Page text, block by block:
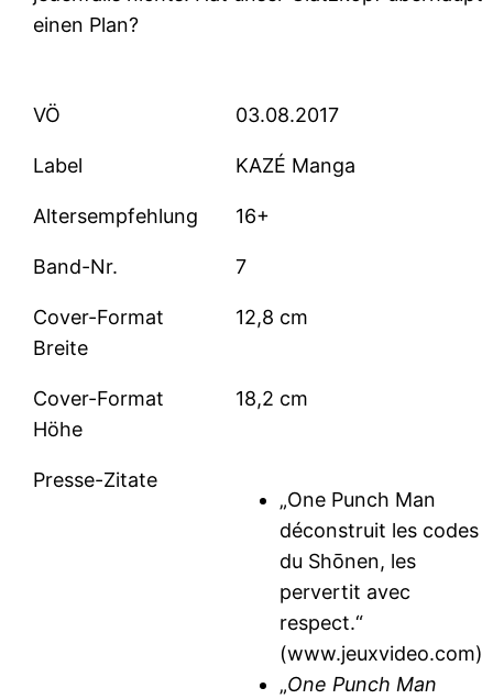
einen Plan?
VÖ 03.08.2017
Label KAZÉ Manga
Altersempfehlung 16+
Band-Nr. 7
Cover-Format
Breite
12,8 cm
Cover-Format
Höhe
18,2 cm
Presse-Zitate
„One Punch Man
déconstruit les codes
du Shōnen, les
pervertit avec
respect.“
(www.jeuxvideo.com)
„One Punch Man